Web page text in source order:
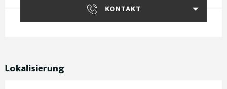
KONTAKT
Lokalisierung